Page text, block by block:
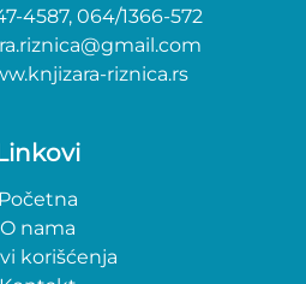
4587, 064/1366-572
riznica.rs
Početna
O nama
korišćenja